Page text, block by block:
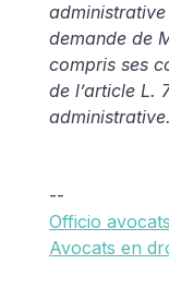
demande de
compris ses
de l’article L.
administrative.
--
Officio avocats
Avocats en